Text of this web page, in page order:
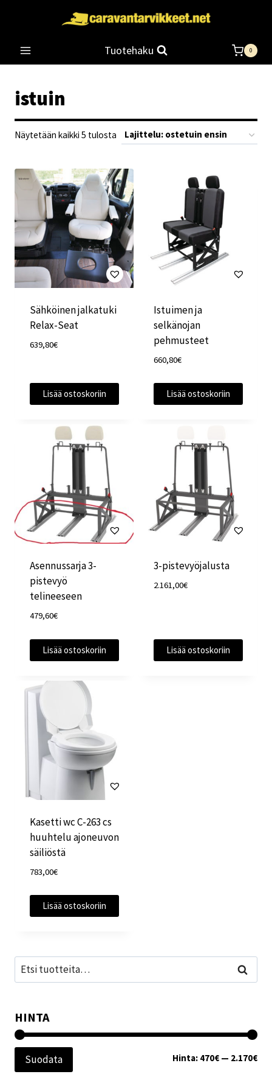
Tuotehaku 0
istuin
Näytetään kaikki 5 tulosta Suosituimmat
Sähköinen jalkatuki
Relax-Seat
639,80€
Lisää ostoskoriin
Istuimen ja
selkänojan
pehmusteet
660,80€
Lisää ostoskoriin
Asennussarja 3-
pistevyö
telineeseen
479,60€
Lisää ostoskoriin
3-pistevyöjalusta
2.161,00€
Lisää ostoskoriin
Kasetti wc C-263 cs
huuhtelu ajoneuvon
säiliöstä
783,00€
Lisää ostoskoriin
Etsi: Haku
HINTA
Suodata Hinta: 470€ — 2.170€